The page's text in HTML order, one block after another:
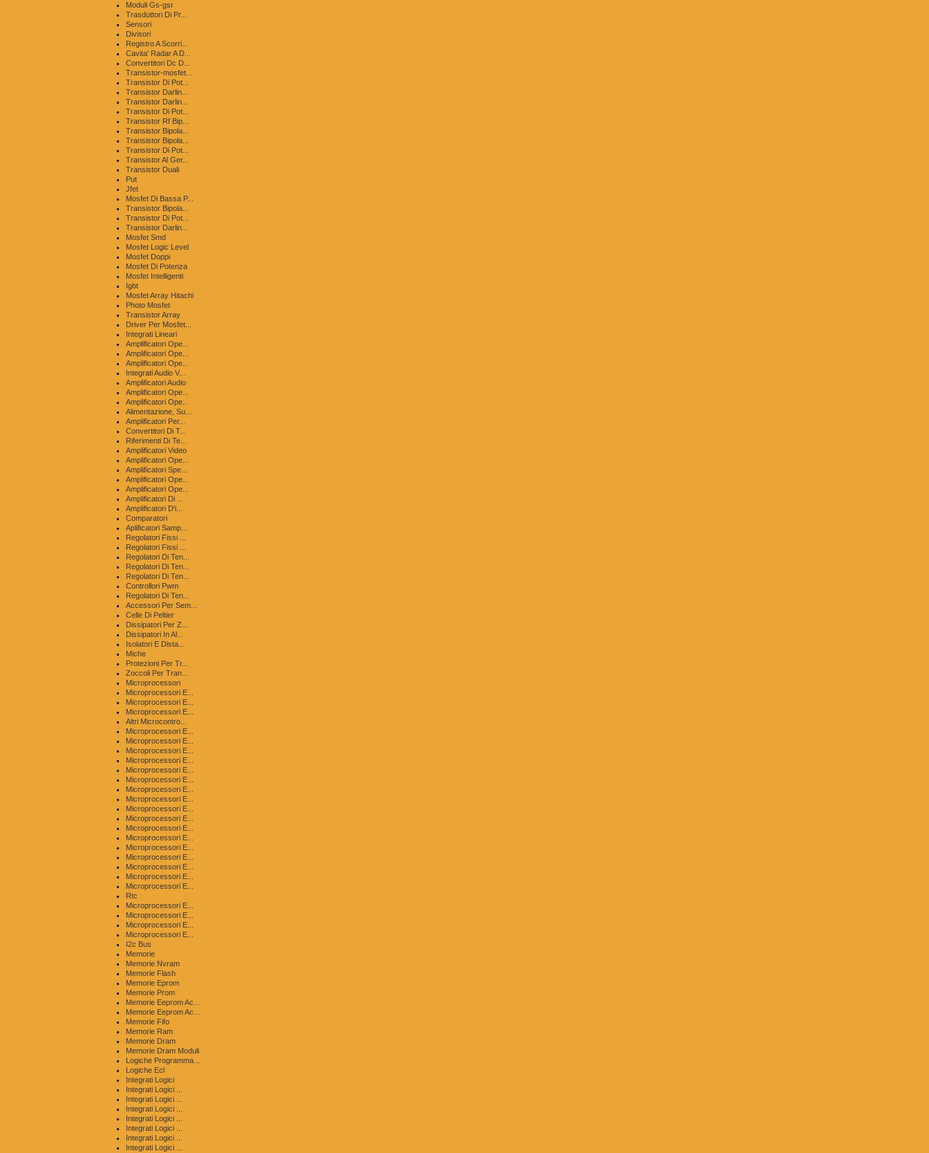
Moduli Gs-gsr
Trasduttori Di Pr...
Sensori
Divisori
Registro A Scorri...
Cavita' Radar A D...
Convertitori Dc D...
Transistor-mosfet...
Transistor Di Pot...
Transistor Darlin...
Transistor Darlin...
Transistor Di Pot...
Transistor Rf Bip...
Transistor Bipola...
Transistor Bipola...
Transistor Di Pot...
Transistor Al Ger...
Transistor Duali
Put
Jfet
Mosfet Di Bassa P...
Transistor Bipola...
Transistor Di Pot...
Transistor Darlin...
Mosfet Smd
Mosfet Logic Level
Mosfet Doppi
Mosfet Di Potenza
Mosfet Intelligenti
Igbt
Mosfet Array Hitachi
Photo Mosfet
Transistor Array
Driver Per Mosfet...
Integrati Lineari
Amplificatori Ope...
Amplificatori Ope...
Amplificatori Ope...
Integrati Audio V...
Amplificatori Audio
Amplificatori Ope...
Amplificatori Ope...
Alimentazione, Su...
Amplificatori Per...
Convertitori Di T...
Riferimenti Di Te...
Amplificatori Video
Amplificatori Ope...
Amplificatori Spe...
Amplificatori Ope...
Amplificatori Ope...
Amplificatori Di ...
Amplificatori D'i...
Comparatori
Aplificatori Samp...
Regolatori Fissi ...
Regolatori Fissi ...
Regolatori Di Ten...
Regolatori Di Ten...
Regolatori Di Ten...
Controllori Pwm
Regolatori Di Ten...
Accessori Per Sem...
Celle Di Peltier
Dissipatori Per Z...
Dissipatori In Al...
Isolatori E Dista...
Miche
Protezioni Per Tr...
Zoccoli Per Tran...
Microprocessori
Microprocessori E...
Microprocessori E...
Microprocessori E...
Altri Microcontro...
Microprocessori E...
Microprocessori E...
Microprocessori E...
Microprocessori E...
Microprocessori E...
Microprocessori E...
Microprocessori E...
Microprocessori E...
Microprocessori E...
Microprocessori E...
Microprocessori E...
Microprocessori E...
Microprocessori E...
Microprocessori E...
Microprocessori E...
Microprocessori E...
Microprocessori E...
Rtc
Microprocessori E...
Microprocessori E...
Microprocessori E...
Microprocessori E...
I2c Bus
Memorie
Memorie Nvram
Memorie Flash
Memorie Eprom
Memorie Prom
Memorie Eeprom Ac...
Memorie Eeprom Ac...
Memorie Fifo
Memorie Ram
Memorie Dram
Memorie Dram Moduli
Logiche Programma...
Logiche Ecl
Integrati Logici
Integrati Logici ...
Integrati Logici ...
Integrati Logici ...
Integrati Logici ...
Integrati Logici ...
Integrati Logici ...
Integrati Logici ...